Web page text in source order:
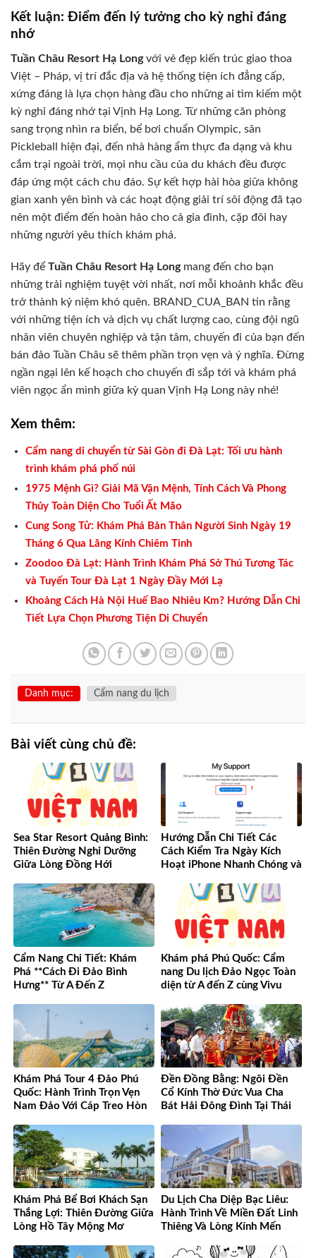
Kết luận: Điểm đến lý tưởng cho kỳ nghỉ đáng
nhớ
Tuần Châu Resort Hạ Longvới vẻ đẹp kiến trúc giao thoa
Việt – Pháp, vị trí đắc địa và hệ thống tiện ích đẳng cấp,
xứng đáng là lựa chọn hàng đầu cho những ai tìm kiếm một
kỳ nghỉ đáng nhớ tại Vịnh Hạ Long. Từ những căn phòng
sang trọng nhìn ra biển, bể bơi chuẩn Olympic, sân
Pickleball hiện đại, đến nhà hàng ẩm thực đa dạng và khu
cắm trại ngoài trời, mọi nhu cầu của du khách đều được
đáp ứng một cách chu đáo. Sự kết hợp hài hòa giữa không
gian xanh yên bình và các hoạt động giải trí sôi động đã tạo
nên một điểm đến hoàn hảo cho cả gia đình, cặp đôi hay
những người yêu thích khám phá.
Hãy để Tuần Châu Resort Hạ Longmang đến cho bạn
những trải nghiệm tuyệt vời nhất, nơi mỗi khoảnh khắc đều
trở thành kỷ niệm khó quên. BRAND_CUA_BAN tin rằng
với những tiện ích và dịch vụ chất lượng cao, cùng đội ngũ
nhân viên chuyên nghiệp và tận tâm, chuyến đi của bạn đến
bán đảo Tuần Châu sẽ thêm phần trọn vẹn và ý nghĩa. Đừng
ngần ngại lên kế hoạch cho chuyến đi sắp tới và khám phá
viên ngọc ẩn mình giữa kỳ quan Vịnh Hạ Long này nhé!
Xem thêm:
Cẩm nang di chuyển từ Sài Gòn đi Đà Lạt: Tối ưu hành
trình khám phá phố núi
1975 Mệnh Gì? Giải Mã Vận Mệnh, Tính Cách Và Phong
Thủy Toàn Diện Cho Tuổi Ất Mão
Cung Song Tử: Khám Phá Bản Thân Người Sinh Ngày 19
Tháng 6 Qua Lăng Kính Chiêm Tinh
Zoodoo Đà Lạt: Hành Trình Khám Phá Sở Thú Tương Tác
và Tuyến Tour Đà Lạt 1 Ngày Đầy Mới Lạ
Khoảng Cách Hà Nội Huế Bao Nhiêu Km? Hướng Dẫn Chi
Tiết Lựa Chọn Phương Tiện Di Chuyển
Danh mục: Cẩm nang du lịch
Bài viết cùng chủ đề:
Sea Star Resort Quảng Bình:
Thiên Đường Nghỉ Dưỡng
Giữa Lòng Đồng Hới
Hướng Dẫn Chi Tiết Các
Cách Kiểm Tra Ngày Kích
Hoạt iPhone Nhanh Chóng và
Cẩm Nang Chi Tiết: Khám
Phá **Cách Đi Đảo Bình
Hưng** Từ A Đến Z
Khám phá Phú Quốc: Cẩm
nang Du lịch Đảo Ngọc Toàn
diện từ A đến Z cùng Vivu
Khám Phá Tour 4 Đảo Phú
Quốc: Hành Trình Trọn Vẹn
Nam Đảo Với Cáp Treo Hòn
Đền Đồng Bằng: Ngôi Đền
Cổ Kính Thờ Đức Vua Cha
Bát Hải Đông Đình Tại Thái
Khám Phá Bể Bơi Khách Sạn
Thắng Lợi: Thiên Đường Giữa
Lòng Hồ Tây Mộng Mơ
Du Lịch Cha Diệp Bạc Liêu:
Hành Trình Về Miền Đất Linh
Thiêng Và Lòng Kính Mến